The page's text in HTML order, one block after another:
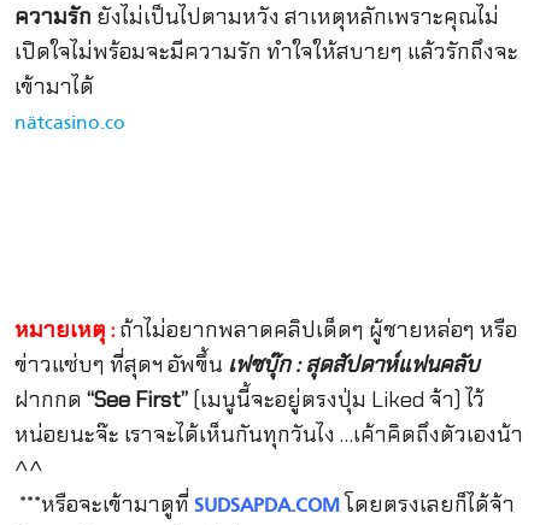
ความรัก ยังไม่เป็นไปตามหวัง สาเหตุหลักเพราะคุณไม่
เปิดใจไม่พร้อมจะมีความรัก ทำใจให้สบายๆ แล้วรักถึงจะ
เข้ามาได้
nätcasino.co
หมายเหตุ : ถ้าไม่อยากพลาดคลิปเด็ดๆ ผู้ชายหล่อๆ หรือ
ข่าวแซ่บๆ ที่สุดฯ อัพขึ้น เฟซบุ๊ก : สุดสัปดาห์แฟนคลับ
ฝากกด “See First”(เมนูนี้จะอยู่ตรงปุ่ม Liked จ้า) ไว้
หน่อยนะจ๊ะ เราจะได้เห็นกันทุกวันไง …เค้าคิดถึงตัวเองน้า
^^
***หรือจะเข้ามาดูที่ SUDSAPDA.COMโดยตรงเลยก็ได้จ้า